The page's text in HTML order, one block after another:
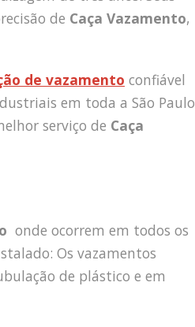
de Caça Vazamento,
de vazamento confiável
em toda a São Paulo
serviço de Caça
onde ocorrem em todos os
Os vazamentos
de plástico e em